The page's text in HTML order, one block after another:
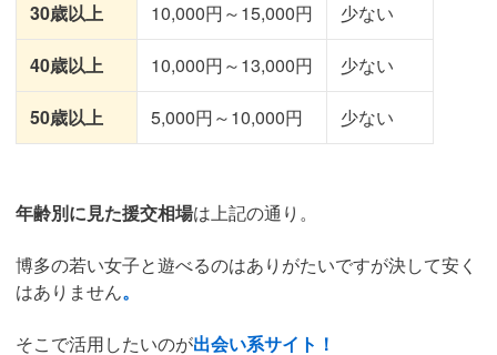
30歳以上 10,000円～15,000円 少ない
40歳以上 10,000円～13,000円 少ない
50歳以上 5,000円～10,000円 少ない
年齢別に見た援交相場は上記の通り。
博多の若い女子と遊べるのはありがたいですが決して安く
はありません。
そこで活用したいのが出会い系サイト！